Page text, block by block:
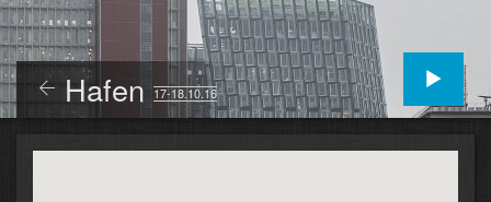
Hafen 17-18.10.16